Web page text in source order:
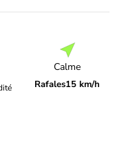
Calme
Rafales15 km/h